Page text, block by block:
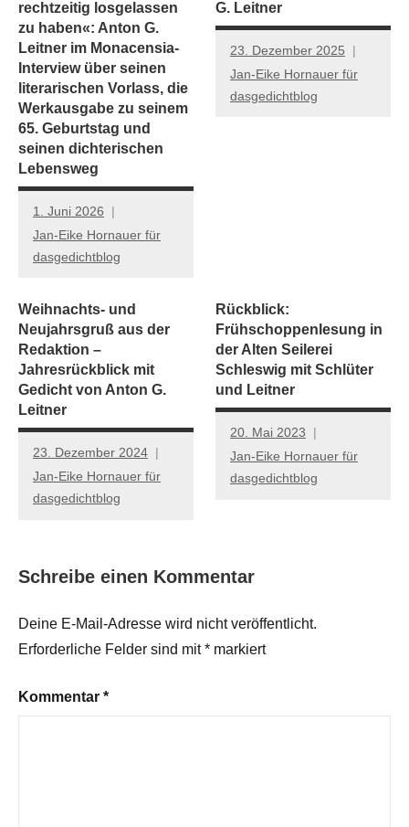
rechtzeitig losgelassen
zu haben«: Anton G.
Leitner im Monacensia-
Interview über seinen
literarischen Vorlass, die
Werkausgabe zu seinem
65. Geburtstag und
seinen dichterischen
Lebensweg
1. Juni 2026
Jan-Eike Hornauer für
dasgedichtblog
G. Leitner
23. Dezember 2025
Jan-Eike Hornauer für
dasgedichtblog
Weihnachts- und
Neujahrsgruß aus der
Redaktion –
Jahresrückblick mit
Gedicht von Anton G.
Leitner
23. Dezember 2024
Jan-Eike Hornauer für
dasgedichtblog
Rückblick:
Frühschoppenlesung in
der Alten Seilerei
Schleswig mit Schlüter
und Leitner
20. Mai 2023
Jan-Eike Hornauer für
dasgedichtblog
Schreibe einen Kommentar
Deine E-Mail-Adresse wird nicht veröffentlicht.
Erforderliche Felder sind mit* markiert
Kommentar *